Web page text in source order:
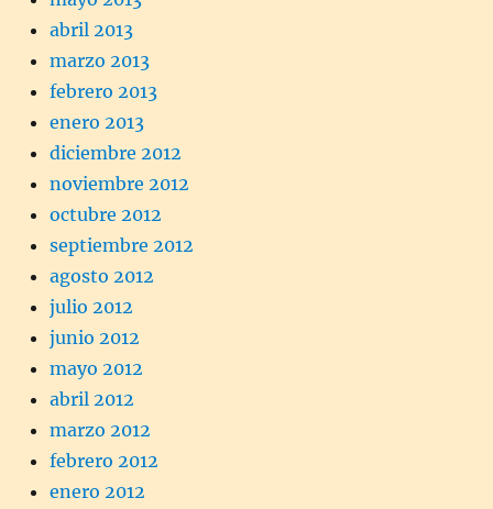
abril 2013
marzo 2013
febrero 2013
enero 2013
diciembre 2012
noviembre 2012
octubre 2012
septiembre 2012
agosto 2012
julio 2012
junio 2012
mayo 2012
abril 2012
marzo 2012
febrero 2012
enero 2012